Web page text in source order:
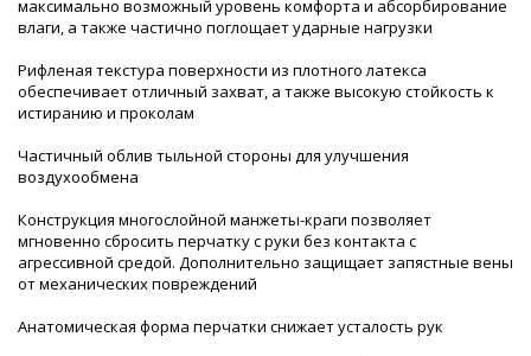
максимально возможный уровень комфорта и абсорбирование
влаги, а также частично поглощает ударные нагрузки
Рифленая текстура поверхности из плотного латекса
обеспечивает отличный захват, а также высокую стойкость к
истиранию и проколам
Частичный облив тыльной стороны для улучшения
воздухообмена
Конструкция многослойной манжеты-краги позволяет
мгновенно сбросить перчатку с руки без контакта с
агрессивной средой. Дополнительно защищает запястные вены
от механических повреждений
Анатомическая форма перчатки снижает усталость рук